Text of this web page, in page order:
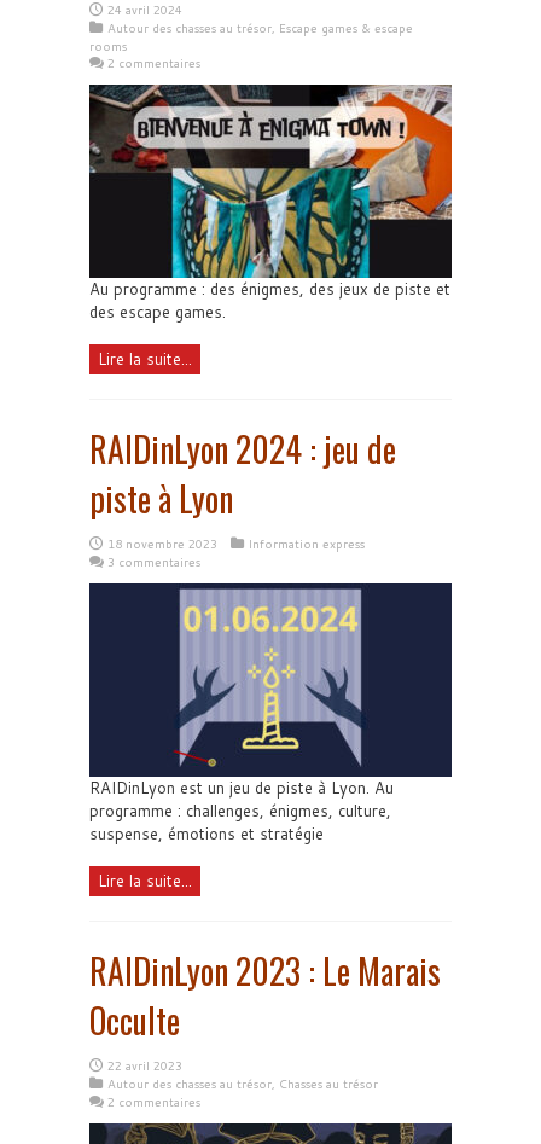
24 avril 2024
Autour des chasses au trésor, Escape games & escape
rooms
2 commentaires
Au programme : des énigmes, des jeux de piste et
des escape games.
Lire la suite...
RAIDinLyon 2024 : jeu de
piste à Lyon
18 novembre 2023
Information express
3 commentaires
RAIDinLyon est un jeu de piste à Lyon. Au
programme : challenges, énigmes, culture,
suspense, émotions et stratégie
Lire la suite...
RAIDinLyon 2023 : Le Marais
Occulte
22 avril 2023
Autour des chasses au trésor, Chasses au trésor
2 commentaires